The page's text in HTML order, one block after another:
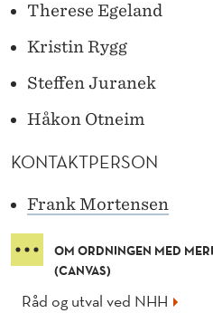
Therese Egeland
Kristin Rygg
Steffen Juranek
Håkon Otneim
KONTAKTPERSON
Frank Mortensen
OM ORDNINGEN MED
(CANVAS)
Råd og utval ved NHH